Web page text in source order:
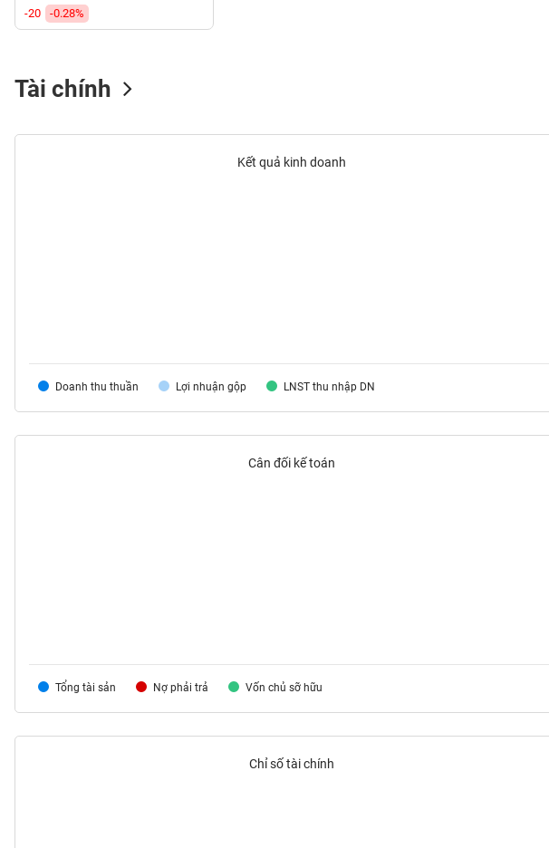
-20
-0.28%
Tài chính
Kết quả kinh doanh
Doanh thu thuần Lợi nhuận gộp LNST thu nhập DN
Cân đối kế toán
Tổng tài sản Nợ phải trả Vốn chủ sỡ hữu
Chỉ số tài chính
DỮ
LIỆU
TIN
NGUYÊN
TIÊU
KHÔNG
THIẾT